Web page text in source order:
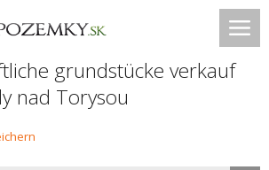
grundstücke verkauf
nad Torysou